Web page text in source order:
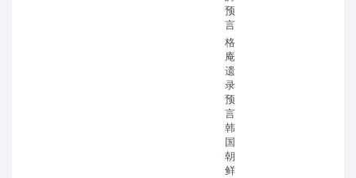
预
言
格
庵
遗
录
预
言
韩
国
朝
鲜